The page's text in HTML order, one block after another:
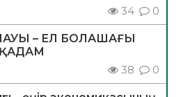
34 0
– ЕЛ БОЛАШАҒЫ
38 0